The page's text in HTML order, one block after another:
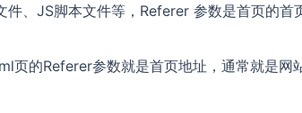
、JS脚本文件等，Referer 参数是首页的首
页的Referer参数就是首页地址，通常就是网